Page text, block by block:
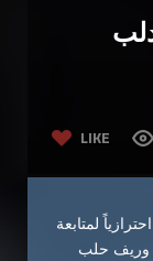
LIKE
لمتابعة
وريف حلب